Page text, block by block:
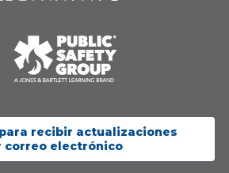
recibir actualizaciones
correo electrónico